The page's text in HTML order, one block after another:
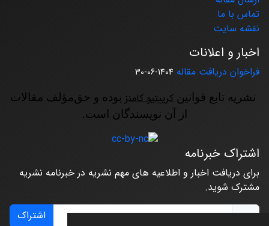
تماس با ما
نقشه سایت
اخبار و اعلانات
فراخوان دریافت مقاله 1404-06-30
نشریه تابع قوانین کرییتیو کامنز بوده و حق‌مؤلف مقالات
از آن نویسندگان است.
اشتراک خبرنامه
برای دریافت اخبار و اطلاعیه های مهم نشریه در خبرنامه نشریه
مشترک شوید.
اشتراک